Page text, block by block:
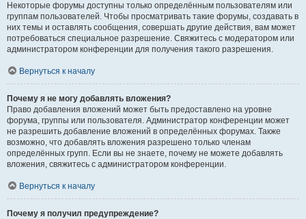
Некоторые форумы доступны только определённым пользователям или
группам пользователей. Чтобы просматривать такие форумы, создавать в
них темы и оставлять сообщения, совершать другие действия, вам может
потребоваться специальное разрешение. Свяжитесь с модератором или
администратором конференции для получения такого разрешения.
Вернуться к началу
Почему я не могу добавлять вложения?
Право добавления вложений может быть предоставлено на уровне
форума, группы или пользователя. Администратор конференции может
не разрешить добавление вложений в определённых форумах. Также
возможно, что добавлять вложения разрешено только членам
определённых групп. Если вы не знаете, почему не можете добавлять
вложения, свяжитесь с администратором конференции.
Вернуться к началу
Почему я получил предупреждение?